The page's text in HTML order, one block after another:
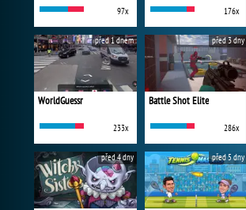
97x 176x
WorldGuessr
233x
před 1 dnem
Battle Shot Elite
286x
před 3 dny
před 4 dny před 5 dny